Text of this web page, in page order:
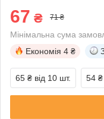
67 ₴ 71 ₴
Мінімальна сума
Економія 4 ₴
65 ₴ від 10 шт. 54 ₴